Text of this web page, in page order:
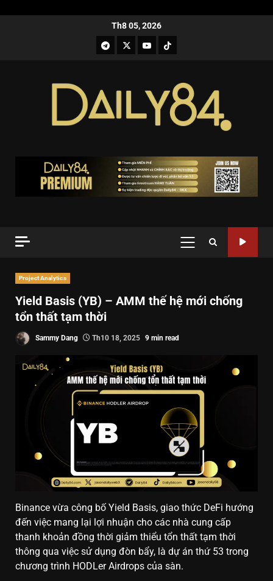
Th8 05, 2026
Project Analytics
Yield Basis (YB) – AMM thế hệ mới chống
tổn thất tạm thời
Sammy Dang Th10 18, 2025 9 min read
Binance vừa công bố Yield Basis, giao thức DeFi hướng
đến việc mang lại lợi nhuận cho các nhà cung cấp
thanh khoản đồng thời giảm thiểu tổn thất tạm thời
thông qua việc sử dụng đòn bẩy, là dự án thứ 53 trong
chương trình HODLer Airdrops của sàn.